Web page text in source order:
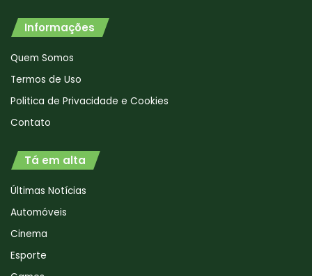
Informações
Quem Somos
Termos de Uso
Politica de Privacidade e Cookies
Contato
Tá em alta
Últimas Notícias
Automóveis
Cinema
Esporte